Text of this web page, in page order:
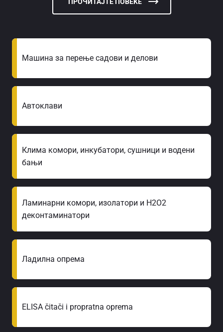
Машина за перење садови и делови
Автоклави
Клима комори, инкубатори, сушници и водени
бањи
Ламинарни комори, изолатори и H2O2
деконтаминатори
Ладилна опрема
ELISA čitači i propratna oprema